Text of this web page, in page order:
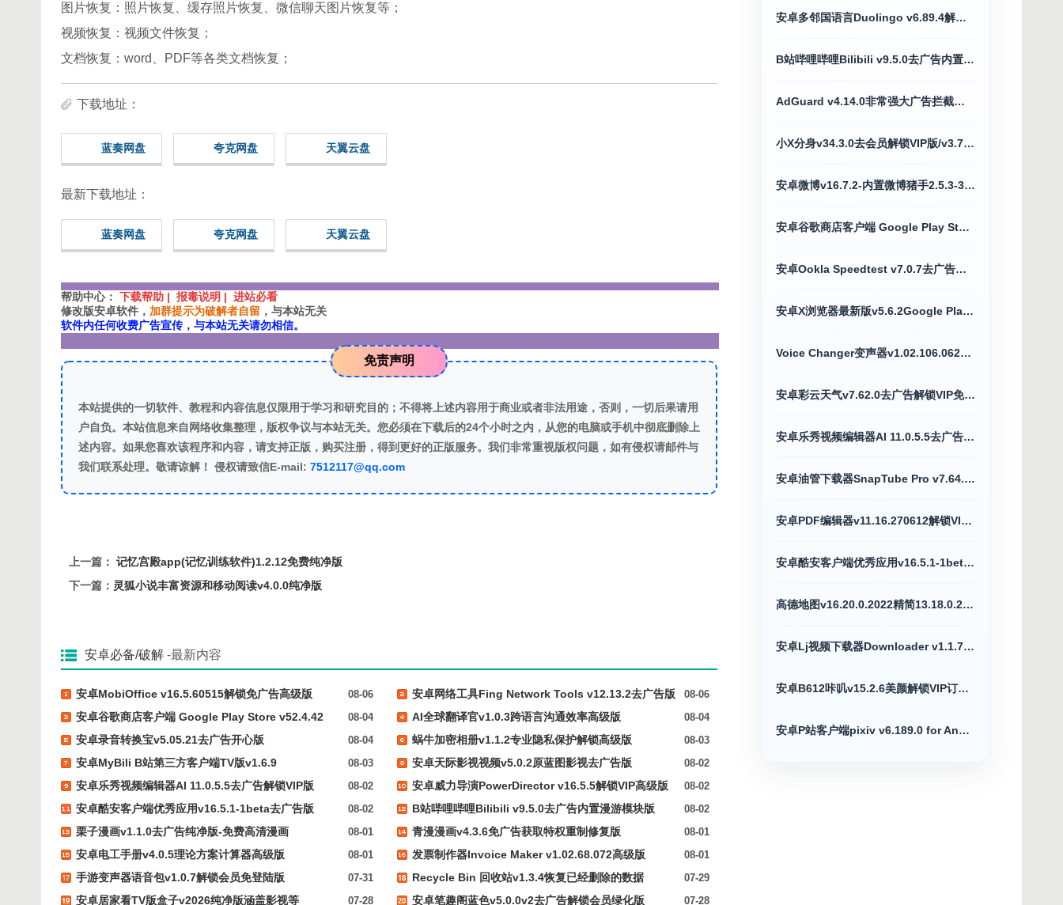
图片恢复：照片恢复、缓存照片恢复、微信聊天图片恢复等；
视频恢复：视频文件恢复；
文档恢复：word、PDF等各类文档恢复；
下载地址：
蓝奏网盘 夸克网盘 天翼云盘
最新下载地址：
蓝奏网盘 夸克网盘 天翼云盘
帮助中心： 下载帮助 | 报毒说明 | 进站必看
修改版安卓软件， 加群提示为破解者自留 ，与本站无关
软件内任何收费广告宣传，与本站无关请勿相信。
免责声明
本站提供的一切软件、教程和内容信息仅限用于学习和研究目的；不得将上述内容用于商业或者非法用途，否则，一切后果请用
户自负。本站信息来自网络收集整理，版权争议与本站无关。您必须在下载后的24个小时之内，从您的电脑或手机中彻底删除上
述内容。如果您喜欢该程序和内容，请支持正版，购买注册，得到更好的正版服务。我们非常重视版权问题，如有侵权请邮件与
我们联系处理。敬请谅解！ 侵权请致信E-mail: 7512117@qq.com
上一篇： 记忆宫殿app(记忆训练软件)1.2.12免费纯净版
下一篇： 灵狐小说丰富资源和移动阅读v4.0.0纯净版
安卓必备/破解 -最新内容
08-06
安卓MobiOffice v16.5.60515解锁免广告高级版 08-06
安卓网络工具Fing Network Tools v12.13.2去广告版
08-04
安卓谷歌商店客户端 Google Play Store v52.4.42 08-04
AI全球翻译官v1.0.3跨语言沟通效率高级版
08-04
安卓录音转换宝v5.05.21去广告开心版 08-03
蜗牛加密相册v1.1.2专业隐私保护解锁高级版
08-03
安卓MyBili B站第三方客户端TV版v1.6.9 08-02
安卓天际影视视频v5.0.2原蓝图影视去广告版
08-02
安卓乐秀视频编辑器AI 11.0.5.5去广告解锁VIP版 08-02
安卓威力导演PowerDirector v16.5.5解锁VIP高级版
08-02
安卓酷安客户端优秀应用v16.5.1-1beta去广告版 08-02
B站哔哩哔哩Bilibili v9.5.0去广告内置漫游模块版
08-01
栗子漫画v1.1.0去广告纯净版-免费高清漫画 08-01
青漫漫画v4.3.6免广告获取特权重制修复版
08-01
安卓电工手册v4.0.5理论方案计算器高级版 08-01
发票制作器Invoice Maker v1.02.68.072高级版
07-31
手游变声器语音包v1.0.7解锁会员免登陆版 07-29
Recycle Bin 回收站v1.3.4恢复已经删除的数据
07-28
安卓居家看TV版盒子v2026纯净版涵盖影视等 07-28
安卓笔趣阁蓝色v5.0.0v2去广告解锁会员绿化版
安卓多邻国语言Duolingo v6.89.4解锁VIP付费版
B站哔哩哔哩Bilibili v9.5.0去广告内置漫游模块版
AdGuard v4.14.0非常强大广告拦截神器高级版
小X分身v34.3.0去会员解锁VIP版/v3.7.1国际版
安卓微博v16.7.2-内置微博猪手2.5.3-349模块
安卓谷歌商店客户端 Google Play Store v52.4.42
安卓Ookla Speedtest v7.0.7去广告专业网速测试
安卓X浏览器最新版v5.6.2Google Play谷歌版
Voice Changer变声器v1.02.106.0626解锁专业版
安卓彩云天气v7.62.0去广告解锁VIP免会员版
安卓乐秀视频编辑器AI 11.0.5.5去广告解锁VIP版
安卓油管下载器SnapTube Pro v7.64.1解锁VIP版
安卓PDF编辑器v11.16.270612解锁VIP高级版
安卓酷安客户端优秀应用v16.5.1-1beta去广告版
高德地图v16.20.0.2022精简13.18.0.2039正式版
安卓Lj视频下载器Downloader v1.1.76高级版
安卓B612咔叽v15.2.6美颜解锁VIP订阅破解版
安卓P站客户端pixiv v6.189.0 for Android高级版